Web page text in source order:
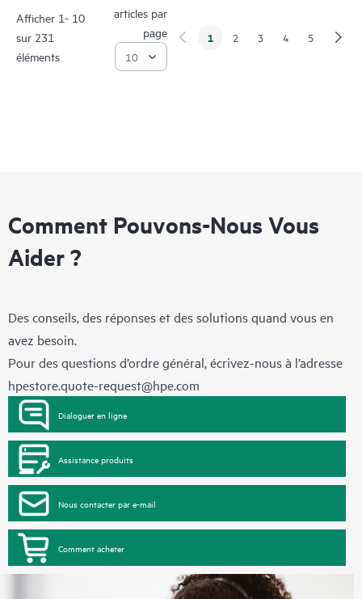
Afficher 1- 10
sur 231
éléments
articles par
page
1 2 3 4 5
Comment Pouvons-Nous Vous
Aider ?
Des conseils, des réponses et des solutions quand vous en
avez besoin.
Pour des questions d’ordre général, écrivez-nous à l’adresse
hpestore.quote-request@hpe.com
Dialoguer en ligne
Assistance produits
Nous contacter par e-mail
Comment acheter